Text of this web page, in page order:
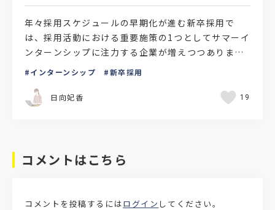
年々採用スケジュールの早期化が進む新卒採用で
は、採用活動における重要施策の1つとしてサマーイ
ンターンシップに注力する企業が増えつつありま
す。また25卒採用からは、経済産業省・文部科学
インターンシップ 新卒採用
日向妃香 19
コメントはこちら
コメントを投稿するにはログイン してください。